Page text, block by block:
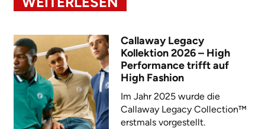
Callaway Legacy
Kollektion 2026 – High
Performance trifft auf
High Fashion
Im Jahr 2025 wurde die
Callaway Legacy Collection™
erstmals vorgestellt.